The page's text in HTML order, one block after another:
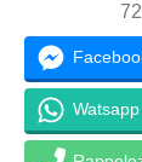
Watsapp